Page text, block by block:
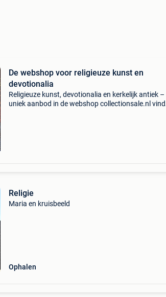
De webshop voor religieuze kunst en
devotionalia
Religieuze kunst, devotionalia en kerkelijk antiek –
uniek aanbod in de webshop collectionsale.nl vind
Religie
Maria en kruisbeeld
Ophalen